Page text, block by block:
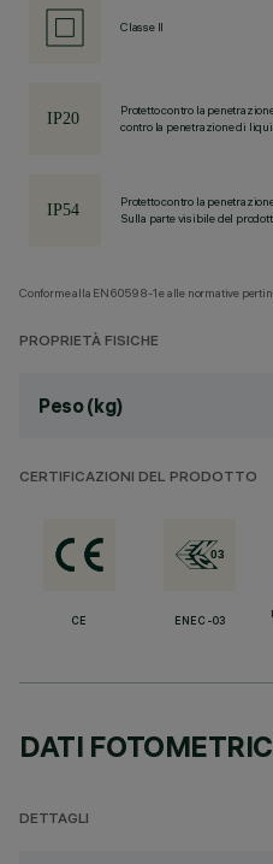
Classe II
Protetto contro la
contro la penetrazione di
Protetto contro la
Sulla parte visibile del
Conforme alla EN60598-1 e alle normative
PROPRIETÀ FISICHE
Peso (kg)
CERTIFICAZIONI DEL PRODOTTO
CE ENEC-03
DATI
DETTAGLI